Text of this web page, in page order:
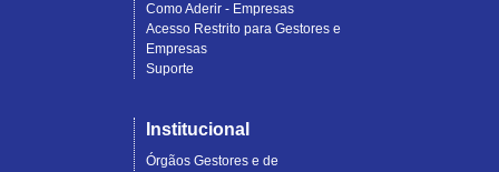
Como Aderir - Empresas
Acesso Restrito para Gestores e
Empresas
Suporte
Institucional
Órgãos Gestores e de